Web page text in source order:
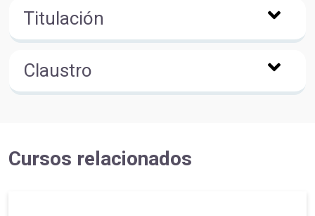
Titulación
Claustro
Cursos relacionados